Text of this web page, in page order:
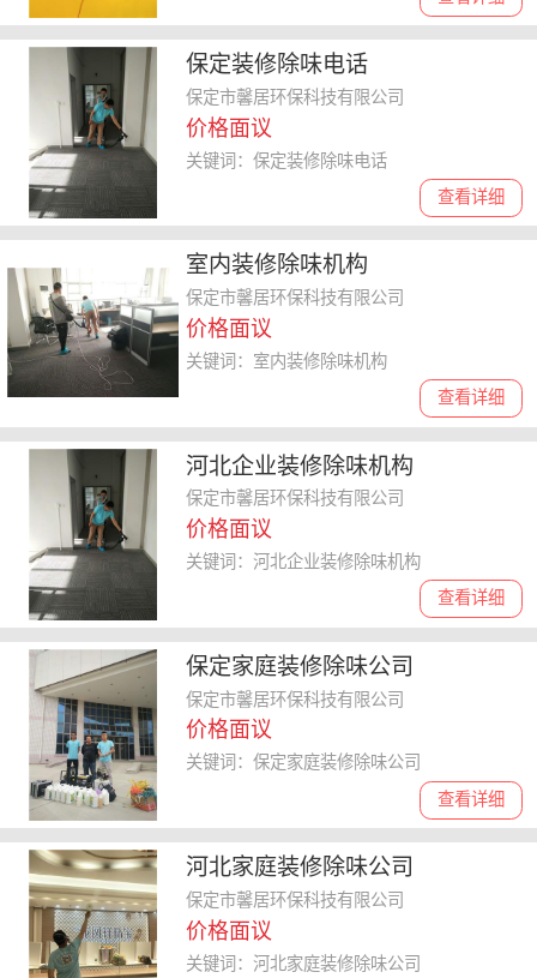
保定装修除味电话
保定市馨居环保科技有限公司
价格面议
查看详细
关键词：保定装修除味电话
室内装修除味机构
保定市馨居环保科技有限公司
价格面议
查看详细
关键词：室内装修除味机构
河北企业装修除味机构
保定市馨居环保科技有限公司
价格面议
查看详细
关键词：河北企业装修除味机构
保定家庭装修除味公司
保定市馨居环保科技有限公司
价格面议
查看详细
关键词：保定家庭装修除味公司
河北家庭装修除味公司
保定市馨居环保科技有限公司
价格面议
关键词：河北家庭装修除味公司